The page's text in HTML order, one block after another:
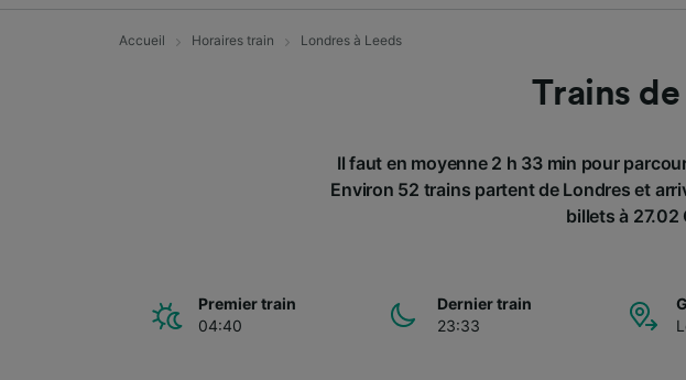
Accueil Horaires train Londres à Leeds
Trains
Il faut en moyenne 2 h 33 min pour
Environ 52 trains partent de Londres et
billets à 27.02
Premier train
04:40
Dernier train
23:33